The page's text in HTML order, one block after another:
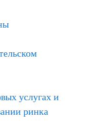
услугах и
ринка